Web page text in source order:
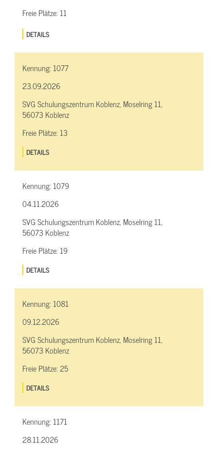
Freie Plätze: 11
DETAILS
Kennung: 1077
23.09.2026
SVG Schulungszentrum Koblenz, Moselring 11,
56073 Koblenz
Freie Plätze: 13
DETAILS
Kennung: 1079
04.11.2026
SVG Schulungszentrum Koblenz, Moselring 11,
56073 Koblenz
Freie Plätze: 19
DETAILS
Kennung: 1081
09.12.2026
SVG Schulungszentrum Koblenz, Moselring 11,
56073 Koblenz
Freie Plätze:25
DETAILS
Kennung: 1171
28.11.2026